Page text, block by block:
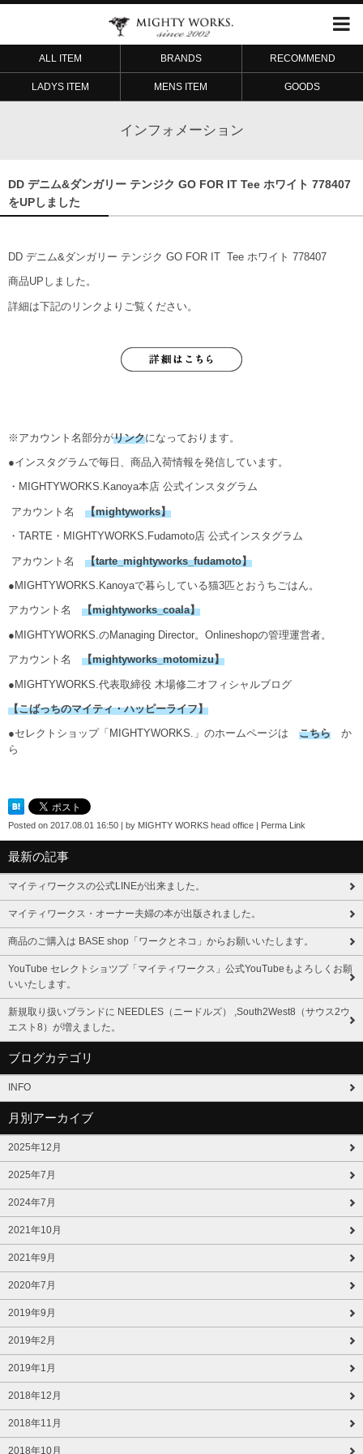
ALL ITEM BRANDS RECOMMEND
LADYS ITEM MENS ITEM GOODS
インフォメーション
DD デニム&ダンガリー テンジク GO FOR IT Tee ホワイト 778407
をUPしました
DD デニム&ダンガリー テンジク GO FOR IT Tee ホワイト 778407
商品UPしました。
詳細は下記のリンクよりご覧ください。
※アカウント名部分がリンクになっております。
●インスタグラムで毎日、商品入荷情報を発信しています。
・MIGHTYWORKS.Kanoya本店 公式インスタグラム
アカウント名 【mightyworks】
・TARTE・MIGHTYWORKS.Fudamoto店 公式インスタグラム
アカウント名 【tarte_mightyworks_fudamoto】
●MIGHTYWORKS.Kanoyaで暮らしている猫3匹とおうちごはん。
アカウント名 【mightyworks_coala】
●MIGHTYWORKS.のManaging Director。Onlineshopの管理運営者。
アカウント名 【mightyworks_motomizu】
●MIGHTYWORKS.代表取締役 木場修二オフィシャルブログ
【こばっちのマイティ・ハッピーライフ】
●セレクトショップ「MIGHTYWORKS.」のホームページは こちら か
ら
Posted on 2017.08.01 16:50 by MIGHTY WORKS head office Perma Link
最新の記事
マイティワークスの公式LINEが出来ました。
マイティワークス・オーナー夫婦の本が出版されました。
商品のご購入は BASE shop「ワークとネコ」からお願いいたします。
YouTube セレクトショツプ「マイティワークス」公式YouTubeもよろしくお願
いいたします。
新規取り扱いブランドに NEEDLES（ニードルズ） ,South2West8（サウス2ウ
エスト8）が増えました。
ブログカテゴリ
INFO
月別アーカイブ
2025年12月
2025年7月
2024年7月
2021年10月
2021年9月
2020年7月
2019年9月
2019年2月
2019年1月
2018年12月
2018年11月
2018年10月